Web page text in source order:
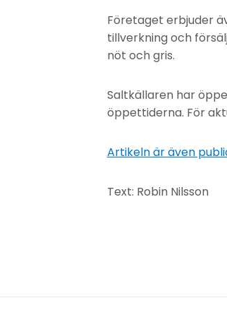
Företaget erbjuder
tillverkning och
nöt och gris.
Saltkällaren har
öppettiderna. För
Artikeln är även
Text: Robin Nilsson